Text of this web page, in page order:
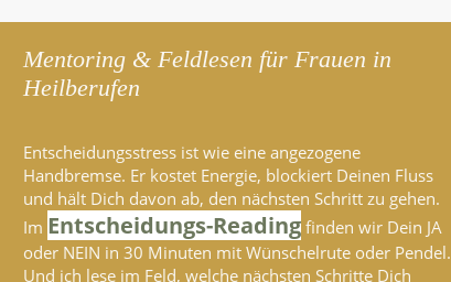
Mentoring & Feldlesen für Frauen in
Heilberufen
Entscheidungsstress ist wie eine angezogene
Handbremse. Er kostet Energie, blockiert Deinen Fluss
und hält Dich davon ab, den nächsten Schritt zu gehen.
Im Entscheidungs-Reading finden wir Dein JA
oder NEIN in 30 Minuten mit Wünschelrute oder Pendel.
Und ich lese im Feld, welche nächsten Schritte Dich